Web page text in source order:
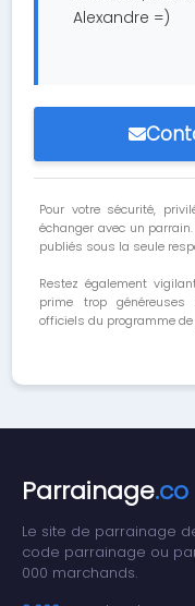
Alexandre =)
Pour votre sécurité,
échanger avec un
publiés sous la seule
Restez également
prime trop
officiels du programme
Parrainage.co
Le site de parrainage
code parrainage ou
000 marchands.